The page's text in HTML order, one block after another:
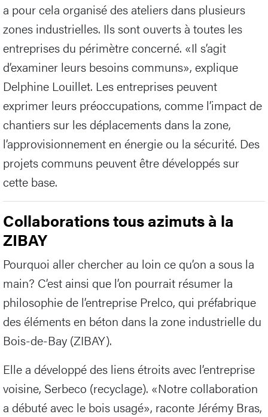
a pour cela organisé des ateliers dans plusieurs
zones industrielles. Ils sont ouverts à toutes les
entreprises du périmètre concerné. «Il s’agit
d’examiner leurs besoins communs», explique
Delphine Louillet. Les entreprises peuvent
exprimer leurs préoccupations, comme l’impact de
chantiers sur les déplacements dans la zone,
l’approvisionnement en énergie ou la sécurité. Des
projets communs peuvent être développés sur
cette base.
Collaborations tous azimuts à la
ZIBAY
Pourquoi aller chercher au loin ce qu’on a sous la
main? C’est ainsi que l’on pourrait résumer la
philosophie de l’entreprise Prelco, qui préfabrique
des éléments en béton dans la zone industrielle du
Bois-de-Bay (ZIBAY).
Elle a développé des liens étroits avec l’entreprise
voisine, Serbeco (recyclage). «Notre collaboration
a débuté avec le bois usagé», raconte Jérémy Bras,